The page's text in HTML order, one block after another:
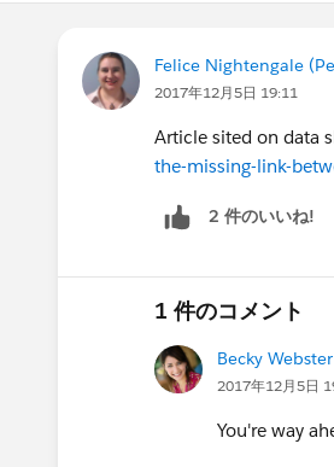
Felice Nightengale
2017年12月5日 19:11
Article sited on data
the-missing-link-
2 件のいいね!
1 件のコメント
Becky
2017年12月5日
You're way